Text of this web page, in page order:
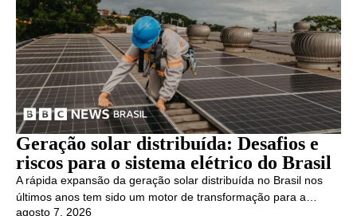
Geração solar distribuída: Desafios e
riscos para o sistema elétrico do Brasil
A rápida expansão da geração solar distribuída no Brasil nos
últimos anos tem sido um motor de transformação para a…
agosto 7, 2026